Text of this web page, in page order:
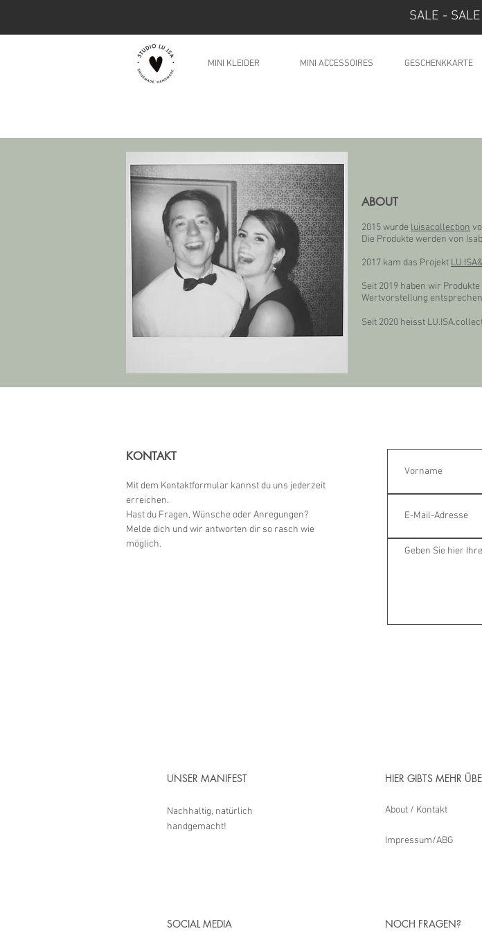
SALE -
MINI KLEIDER MINI ACCESSOIRES GESCHENKKARTE
ABOUT
2015 wurde luisacollection
Die Produkte werden von
2017 kam das Projekt
Seit 2019 haben wir
Wertvorstellung
Seit 2020 heisst
KONTAKT
Mit dem Kontaktformular kannst du uns jederzeit
erreichen.
Hast du Fragen, Wünsche oder Anregungen?
Melde dich und wir antworten dir so rasch wie
möglich.
UNSER MANIFEST
Nachhaltig, natürlich
handgemacht!
HIER GIBTS MEHR
About / Kontakt
Impressum/ABG
SOCIAL MEDIA NOCH FRAGEN?